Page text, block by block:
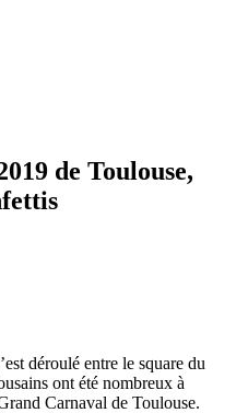
de Toulouse,
déroulé entre le square du
ont été nombreux à
Carnaval de Toulouse.